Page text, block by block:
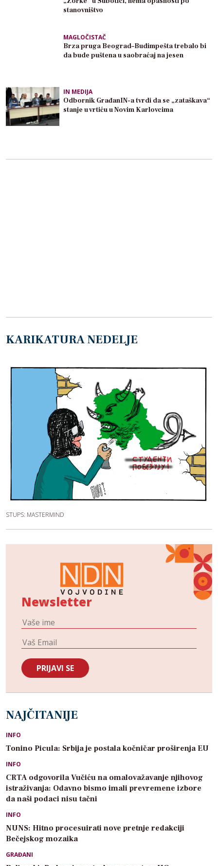
stanovništvo
MAGLOČISTAČ
Brza pruga Beograd–Budimpešta trebalo bi
da bude puštena u saobraćaj na jesen
IN MEDIJA
Odbornik GrađanIN-a tvrdi da se „zataškava“
stanje u vrtiću u Novim Karlovcima
KARIKATURA NEDELJE
STUPS: MASTERMIND
Newsletter
NAJČITANIJE
INFO
Tonino Picula: Srbija je postala kočničar proširenja EU
INFO
CRTA odgovorila Vučiću na omalovažavanje njihovog
istraživanja: Odavno bismo imali prevremene izbore
da naši podaci nisu tačni
INFO
NUNS: Hitno procesuirati nove pretnje redakciji
Bečejskog mozaika
GRAĐANI